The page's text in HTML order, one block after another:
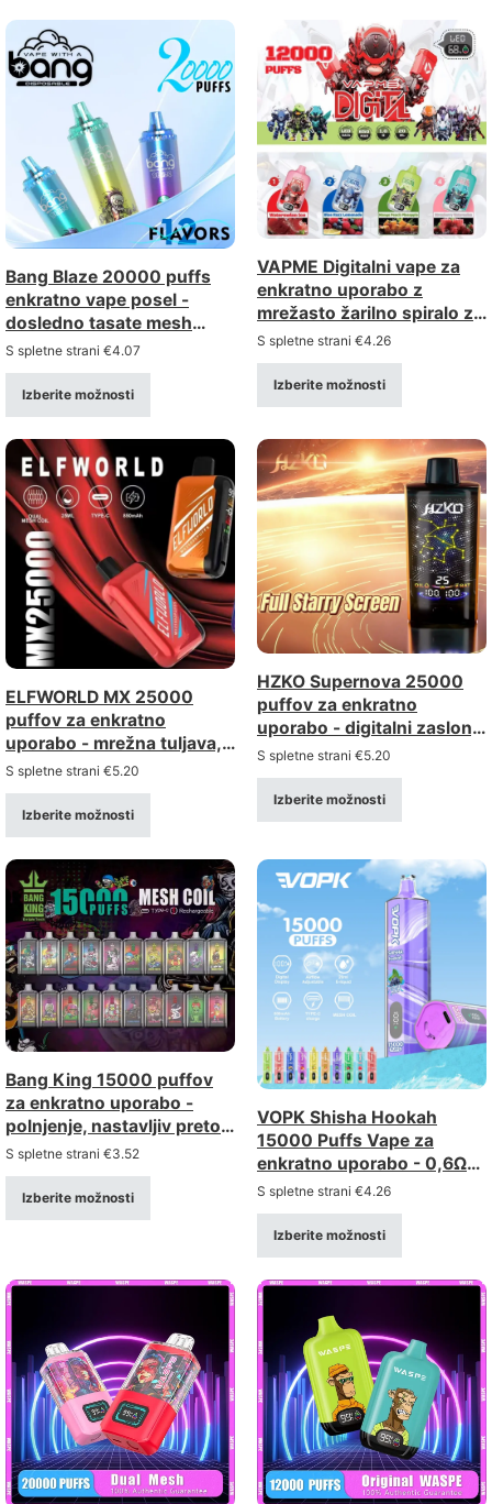
Bang Blaze 20000 puffs
enkratno vape posel -
dosledno tasate mesh
tuljavo, polnilno
S spletne strani €4.07
Izberite možnosti
VAPME Digitalni vape za
enkratno uporabo z
mrežasto žarilno spiralo za
12.000 vdihov – z
možnostjo ponovnega
polnjenja in digitalnim
zaslonom (moč 0–5%)
S spletne strani €4.26
Izberite možnosti
ELFWORLD MX 25000
puffov za enkratno
uporabo - mrežna tuljava,
digitalni zaslon, nastavljiv
pretok zraka
S spletne strani €5.20
Izberite možnosti
HZKO Supernova 25000
puffov za enkratno
uporabo - digitalni zaslon,
nastavljiv zračni tok,
mrežna tuljava
S spletne strani €5.20
Izberite možnosti
Bang King 15000 puffov
za enkratno uporabo -
polnjenje, nastavljiv pretok
zraka
S spletne strani €3.52
Izberite možnosti
VOPK Shisha Hookah
15000 Puffs Vape za
enkratno uporabo - 0,6Ω
Mesh Coil, polnilna
S spletne strani €4.26
Izberite možnosti